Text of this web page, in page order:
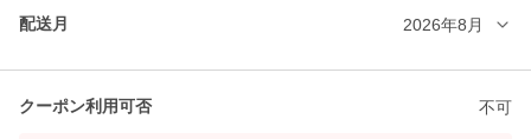
配送月 2026年8月
クーポン利用可否 不可